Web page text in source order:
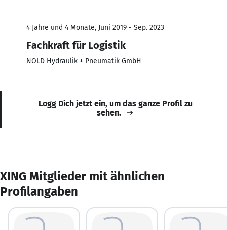
4 Jahre und 4 Monate, Juni 2019 - Sep. 2023
Fachkraft für Logistik
NOLD Hydraulik + Pneumatik GmbH
Logg Dich jetzt ein, um das ganze Profil zu
sehen.
XING Mitglieder mit ähnlichen
Profilangaben